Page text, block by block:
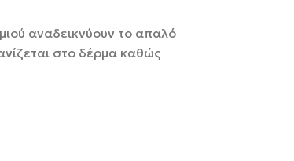
αναδεικνύουν το απαλό
στο δέρμα καθώς